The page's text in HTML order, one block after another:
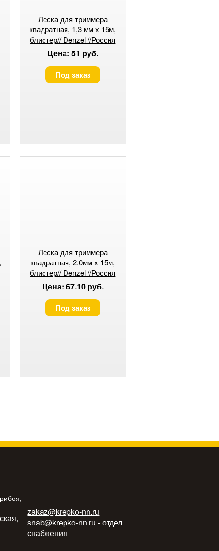
Леска для триммера
квадратная, 1,3 мм х 15м,
блистер// Denzel //Россия
Цена: 51 руб.
Под заказ
Леска для триммера
квадратная, 2.0мм х 15м,
блистер// Denzel //Россия
Цена: 67.10 руб.
Под заказ
zakaz@krepko-nn.ru
snab@krepko-nn.ru - отдел
снабжения